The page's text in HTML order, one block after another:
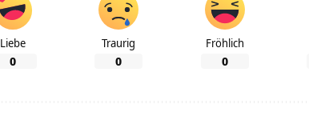
Liebe
0
Traurig
0
Fröhlich
0